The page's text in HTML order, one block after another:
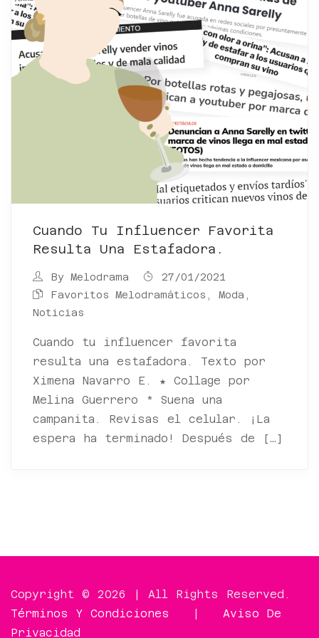
Cuando Tu Influencer Favorita
Resulta Una Estafadora.
By Melodrama
27/01/2021
Favoritos Melodramáticos , Moda ,
Noticias
Cuando tu influencer favorita
resulta una estafadora. Texto por
Ximena Navarro E. ★ Collage por
Melina Guerrero * Suena una
campanita. Revisas el celular. ¡La
espera ha terminado! Después de […]
Copyright © 2026 | All Rights Reserved.
Términos Y Condiciones
Aviso De
Privacidad